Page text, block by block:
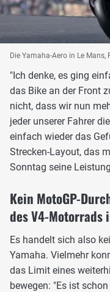
Die Yamaha-Aero in Le Mans,
"Ich denke, es ging
das Bike an der Front
nicht, dass wir nun
jeder unserer Fahrer
einfach wieder das
Strecken-Layout, das
Sonntag seine
Kein MotoGP-
des V4-
Es handelt sich also
Yamaha. Vielmehr
das Limit eines
bewegen: "Es ist